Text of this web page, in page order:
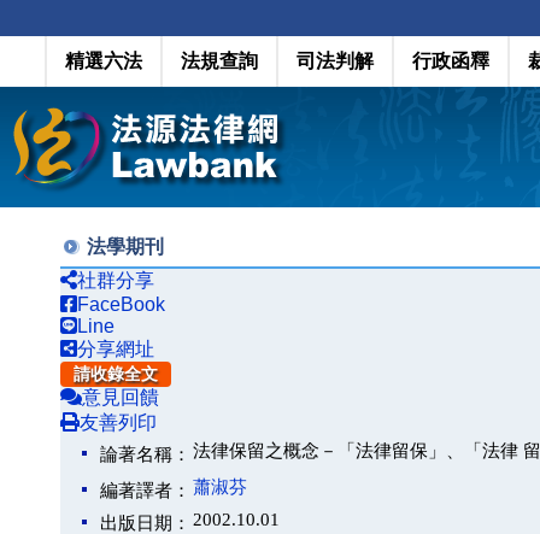
精選六法 法規查詢 司法判解 行政函釋
法學期刊
社群分享
FaceBook
Line
分享網址
請收錄全文
意見回饋
友善列印
論著名稱： 法律保留之概念－「法律留保」、「法律
編著譯者： 蕭淑芬
出版日期： 2002.10.01